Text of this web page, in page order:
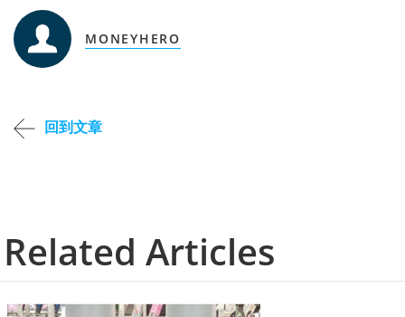
MONEYHERO
回到文章
Related Articles